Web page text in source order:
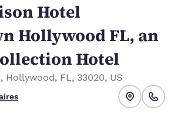
Hotel
Hollywood FL, an
Hotel
, Hollywood, FL, 33020, US